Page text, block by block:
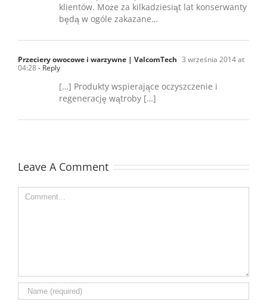
klientów. Może za kilkadziesiąt lat konserwanty
będą w ogóle zakazane…
Przeciery owocowe i warzywne | ValcomTech 3 września 2014 at
04:28- Reply
[…] Produkty wspierające oczyszczenie i
regenerację wątroby […]
Leave A Comment
Comment